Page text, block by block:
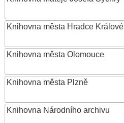
Knihovna města Hradce Králové
Knihovna města Olomouce
Knihovna města Plzně
Knihovna Národního archivu